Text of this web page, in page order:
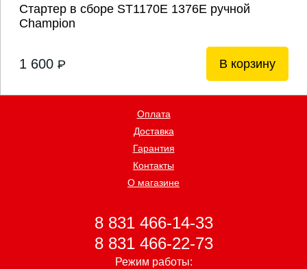
Стартер в сборе ST1170Е 1376Е ручной
Champion
1 600 P В корзину
Оплата
Доставка
Гарантия
Контакты
О магазине
8 831 466-14-33
8 831 466-22-73
Режим работы: